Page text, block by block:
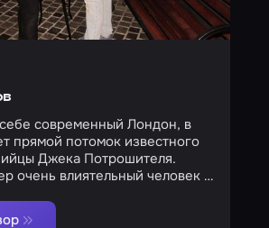
современный Лондон, в
прямой потомок известного
Джека Потрошителя.
очень влиятельный человек в
«Мира Квестов» придется